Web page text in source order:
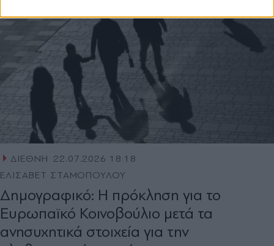
ΔΙΕΘΝΗ
22.07.2026 18:18
ΕΛΙΣΑΒΕΤ ΣΤΑΜΟΠΟΥΛΟΥ
Δημογραφικό: H πρόκληση για το
Ευρωπαϊκό Κοινοβούλιο μετά τα
ανησυχητικά στοιχεία για την